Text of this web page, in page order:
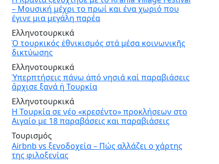
– Μουσική μέχρι το πρωί και ένα χωριό που
έγινε μια μεγάλη παρέα
Ελληνοτουρκικά
Ὁ τουρκικός ἐθνικισμός στά μέσα κοινωνικῆς
δικτύωσης
Ελληνοτουρκικά
Ὑπερπτήσεις πάνω ἀπό νησιά καί παραβιάσεις
ἄρχισε ξανά ἡ Τουρκία
Ελληνοτουρκικά
Η Τουρκία σε νέο «κρεσέντο» προκλήσεων στο
Αιγαίο με 18 παραβάσεις και παραβιάσεις
Τουρισμός
Airbnb vs ξενοδοχεία – Πώς αλλάζει ο χάρτης
της φιλοξενίας